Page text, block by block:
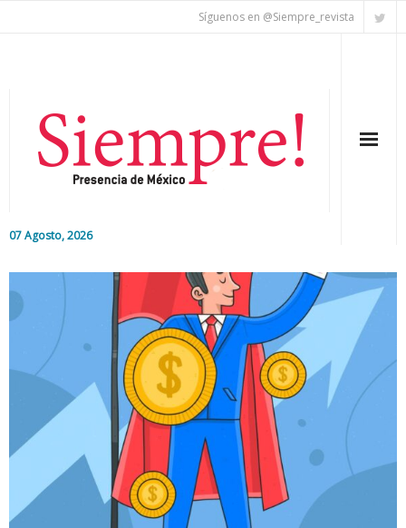
Síguenos en @Siempre_revista
07 Agosto, 2026
Editorial
Nacional
Colaboradores
Internacional
Cultura